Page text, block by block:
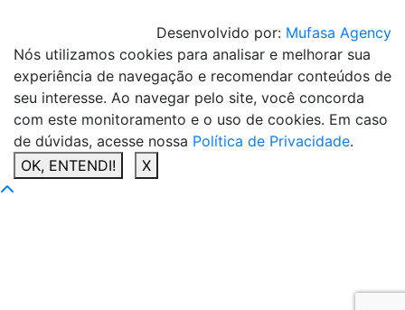
Desenvolvido por: Mufasa Agency
Nós utilizamos cookies para analisar e melhorar sua
experiência de navegação e recomendar conteúdos de
seu interesse. Ao navegar pelo site, você concorda
com este monitoramento e o uso de cookies. Em caso
de dúvidas, acesse nossa Política de Privacidade.
OK, ENTENDI!
X